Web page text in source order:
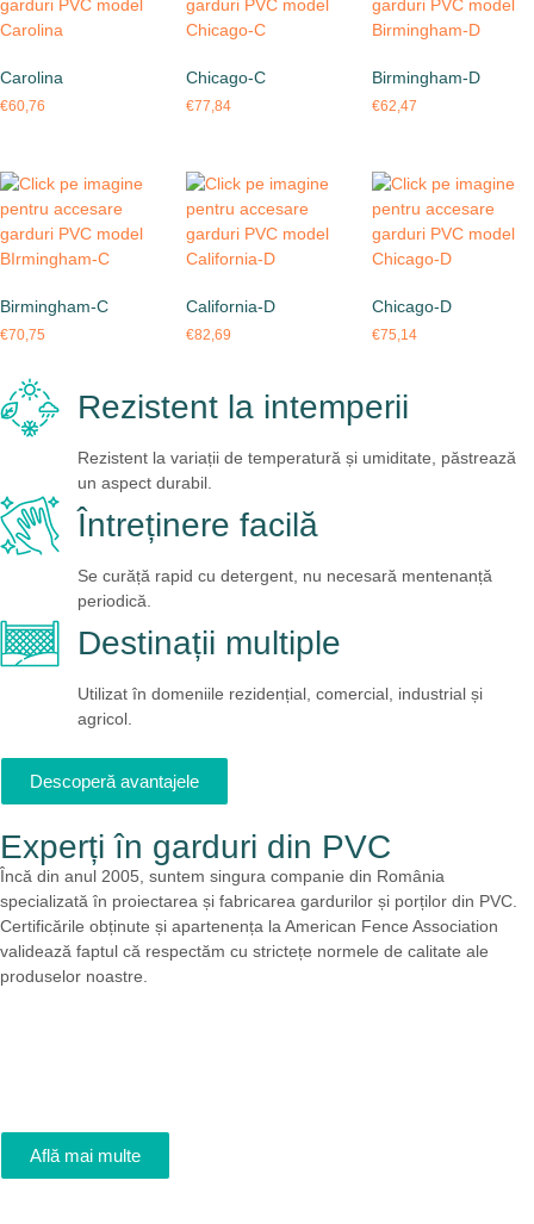
Carolina
€60,76
Chicago-C
€77,84
Birmingham-D
€62,47
Birmingham-C
€70,75
California-D
€82,69
Chicago-D
€75,14
Rezistent la intemperii
Rezistent la variații de temperatură și umiditate, păstrează
un aspect durabil.
Întreținere facilă
Se curăță rapid cu detergent, nu necesară mentenanță
periodică.
Destinații multiple
Utilizat în domeniile rezidențial, comercial, industrial și
agricol.
Descoperă avantajele
Experți în garduri din PVC
Încă din anul 2005, suntem singura companie din România
specializată în proiectarea și fabricarea gardurilor și porților din PVC.
Certificările obținute și apartenența la American Fence Association
validează faptul că respectăm cu strictețe normele de calitate ale
produselor noastre.
Află mai multe